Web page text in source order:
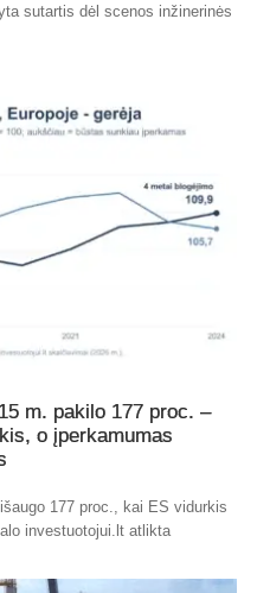
sutartis dėl scenos inžinerinės
m. pakilo 177 proc. –
o įperkamumas
177 proc., kai ES vidurkis
investuotojui.lt atlikta